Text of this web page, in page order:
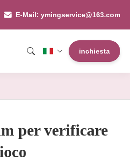
E-Mail: ymingservice@163.com
inchiesta
per verificare